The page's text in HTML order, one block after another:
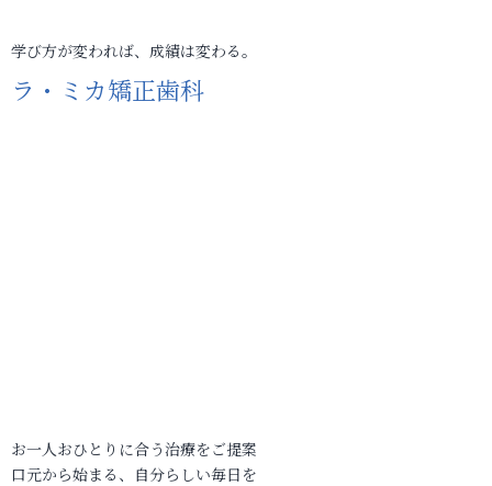
学び方が変われば、成績は変わる。
ラ・ミカ矯正歯科
お一人おひとりに合う治療をご提案
口元から始まる、自分らしい毎日を